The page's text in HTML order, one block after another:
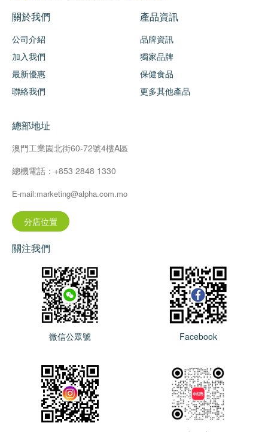
關於我們
公司介紹
加入我們
最新優惠
聯絡我們
產品資訊
品牌資訊
獨家品牌
保健食品
更多其他產品
總部地址
澳門工業園北街60-72號4樓A區
總機電話：+853 2848 1330
E-mail:marketing@alpha.com.mo
分店位置
關注我們
微信公眾號 Facebook